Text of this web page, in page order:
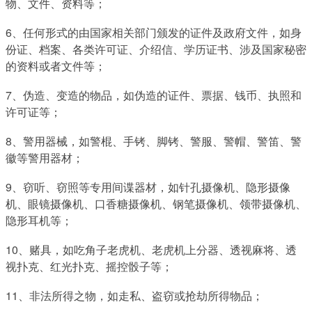
6、任何形式的由国家相关部门颁发的证件及政府文件，如身
份证、档案、各类许可证、介绍信、学历证书、涉及国家秘密
的资料或者文件等；
7、伪造、变造的物品，如伪造的证件、票据、钱币、执照和
许可证等；
8、警用器械，如警棍、手铐、脚铐、警服、警帽、警笛、警
徽等警用器材；
9、窃听、窃照等专用间谍器材，如针孔摄像机、隐形摄像
机、眼镜摄像机、口香糖摄像机、钢笔摄像机、领带摄像机、
隐形耳机等；
10、赌具，如吃角子老虎机、老虎机上分器、透视麻将、透
视扑克、红光扑克、摇控骰子等；
11、非法所得之物，如走私、盗窃或抢劫所得物品；